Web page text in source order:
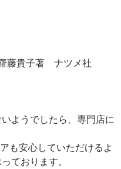
藤貴子著 ナツメ社
ようでしたら、専門店に
も安心していただけるよ
ております。